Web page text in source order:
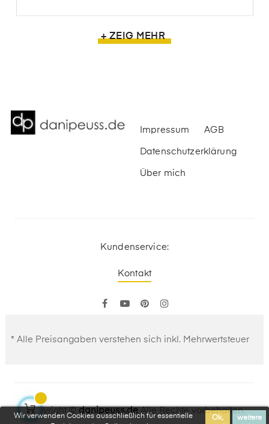
Wir verwenden Cookies ausschließlich für essentielle
Ok, weitere
+ ZEIG MEHR
Impressum AGB
Datenschutzerklärung
Über mich
Kundenservice:
Kontakt
FacebookYouTubePinterest
* Alle Preisangaben verstehen sich inkl. Mehrwertsteuer
Copyright © danipeuss.deAlle Rechte vorbehalten.